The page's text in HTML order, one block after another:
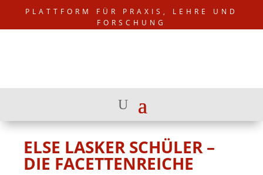
PLATTFORM FÜR PRAXIS, LEHRE UND
FORSCHUNG
ELSE LASKER SCHÜLER –
DIE FACETTENREICHE